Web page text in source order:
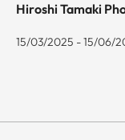
Hiroshi Tamaki
15/03/2025 - 15/06/